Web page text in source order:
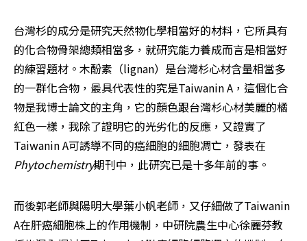
台灣杉的成分是研究天然物化學相當好的材料，它所具有
的化合物骨架總類相當多，就研究能力養成而言是相當好
的練習題材。木酚素（lignan）是台灣杉心材含量相當多
的一群化合物，最具代表性的究是Taiwanin A，這個化合
物是我博士論文的主角，它的顏色跟台灣杉心材美麗的橘
紅色一樣，我除了證明它的光劣化的反應，又證實了
Taiwanin A可誘導不同的癌細胞的細胞凋亡，發表在
Phytochemistry期刊中，此研究已是十多年前的事。
而後郭老師與陽明大學葉小帆老師，又仔細做了Taiwanin
A在肝癌細胞株上的作用機制，中研院農生中心徐麗芬教